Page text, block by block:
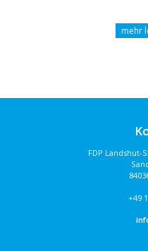
FDP Landshut-
+49